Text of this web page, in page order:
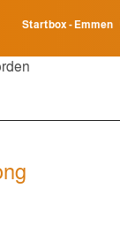
Startbox - Emmen